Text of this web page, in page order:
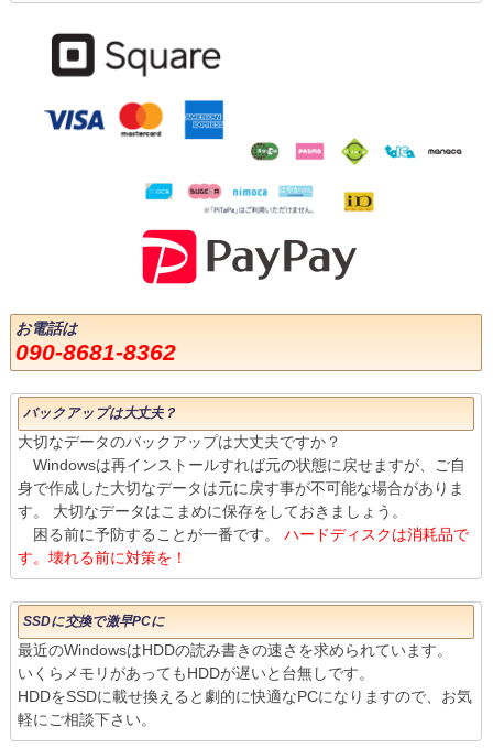
お電話は
090-8681-8362
バックアップは大丈夫？
大切なデータのバックアップは大丈夫ですか？
Windowsは再インストールすれば元の状態に戻せますが、ご自
身で作成した大切なデータは元に戻す事が不可能な場合がありま
す。 大切なデータはこまめに保存をしておきましょう。
困る前に予防することが一番です。 ハードディスクは消耗品で
す。壊れる前に対策を！
SSDに交換で激早PCに
最近のWindowsはHDDの読み書きの速さを求められています。
いくらメモリがあってもHDDが遅いと台無しです。
HDDをSSDに載せ換えると劇的に快適なPCになりますので、お気
軽にご相談下さい。